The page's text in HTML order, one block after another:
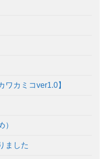
ワカミコver1.0】
）
ました